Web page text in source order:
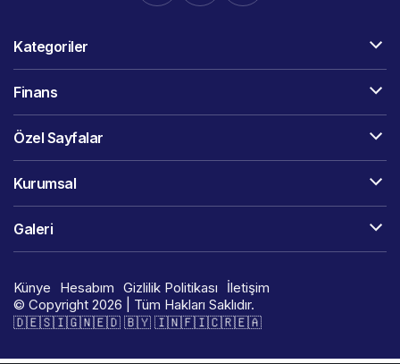
Kategoriler
Finans
Özel Sayfalar
Kurumsal
Galeri
Künye Hesabım Gizlilik Politikası
İletişim
© Copyright 2026 | Tüm Hakları Saklıdır.
🇩​​​​​🇪​​​​​🇸​​​​​🇮​​​​​🇬​​​​​🇳​​​​​🇪​​​​​🇩​​​​​ 🇧​​​​​🇾​​​​​ 🇮​​​​​🇳​​​​​🇫​​​​​🇮​​​​​🇨​​​​​🇷​​​​​🇪​​​​​🇦​​​​​​​​​​